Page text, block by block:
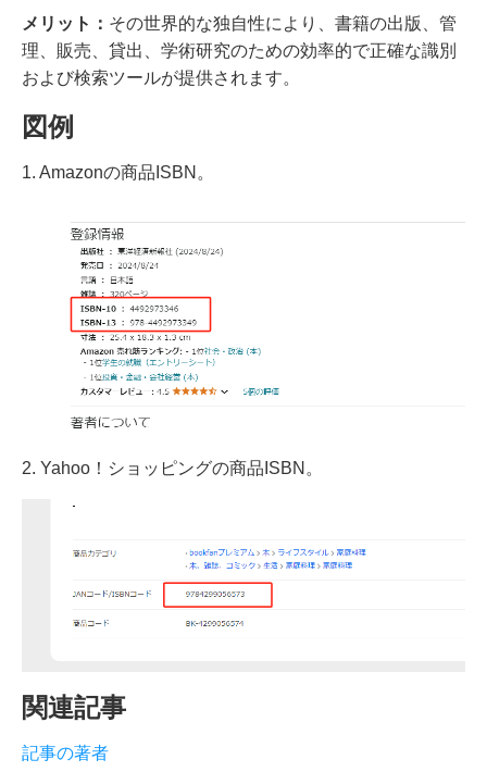
メリット： その世界的な独自性により、書籍の出版、管
理、販売、貸出、学術研究のための効率的で正確な識別
および検索ツールが提供されます。
図例
1. Amazonの商品ISBN。
2. Yahoo！ショッピングの商品ISBN。
関連記事
記事の著者